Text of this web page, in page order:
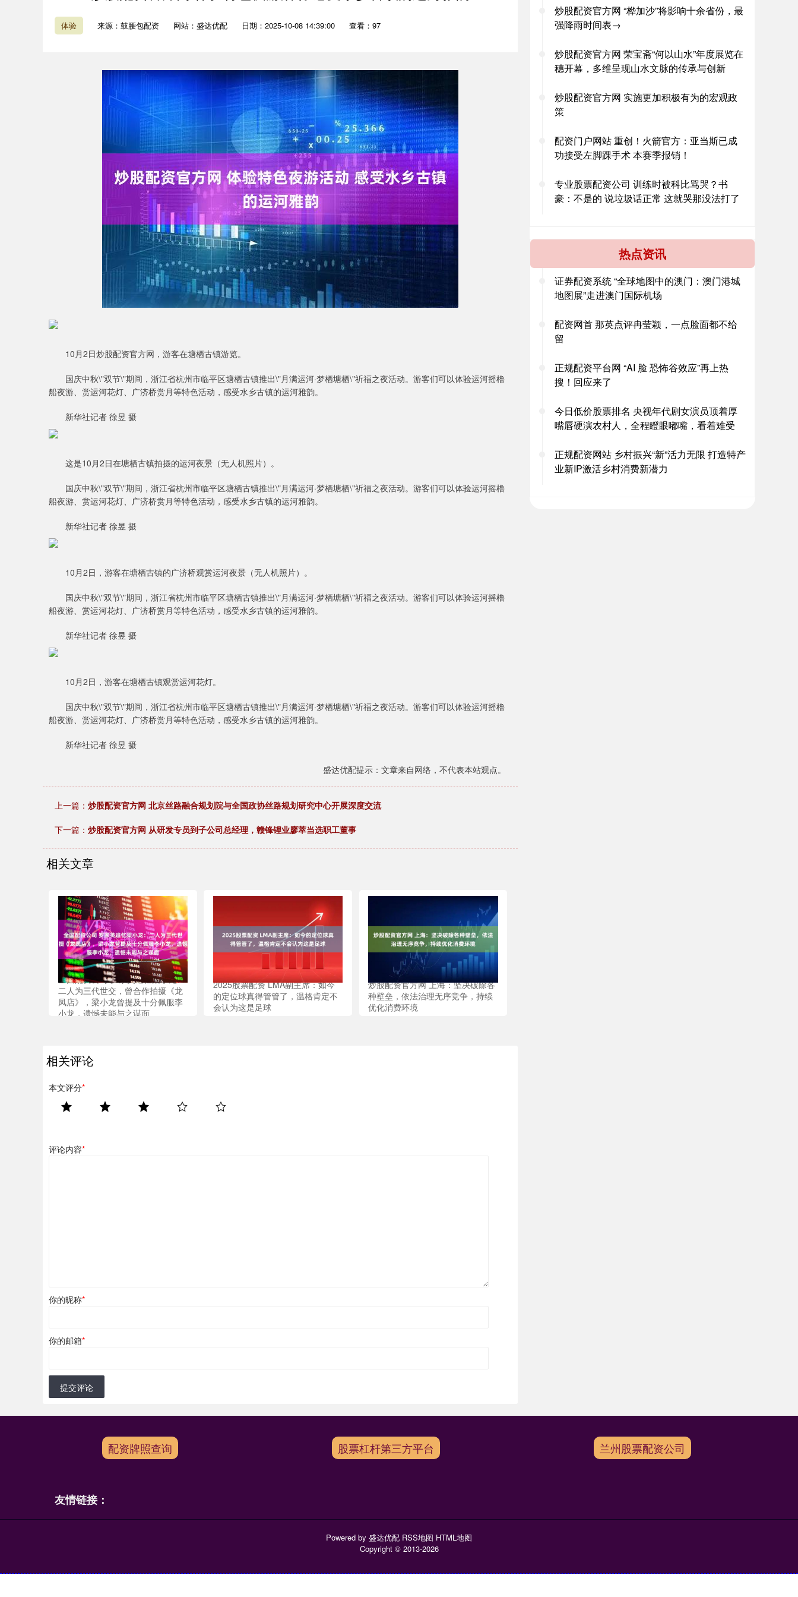
体验 来源：鼓腰包配资 网站：盛达优配 日期：2025-10-08 14:39:00 查看：97
10月2日炒股配资官方网，游客在塘栖古镇游览。
国庆中秋\"双节\"期间，浙江省杭州市临平区塘栖古镇推出\"月满运河·梦栖塘栖\"祈福之夜活动。游客们可以体验运河摇橹
船夜游、赏运河花灯、广济桥赏月等特色活动，感受水乡古镇的运河雅韵。
新华社记者 徐昱 摄
这是10月2日在塘栖古镇拍摄的运河夜景（无人机照片）。
国庆中秋\"双节\"期间，浙江省杭州市临平区塘栖古镇推出\"月满运河·梦栖塘栖\"祈福之夜活动。游客们可以体验运河摇橹
船夜游、赏运河花灯、广济桥赏月等特色活动，感受水乡古镇的运河雅韵。
新华社记者 徐昱 摄
10月2日，游客在塘栖古镇的广济桥观赏运河夜景（无人机照片）。
国庆中秋\"双节\"期间，浙江省杭州市临平区塘栖古镇推出\"月满运河·梦栖塘栖\"祈福之夜活动。游客们可以体验运河摇橹
船夜游、赏运河花灯、广济桥赏月等特色活动，感受水乡古镇的运河雅韵。
新华社记者 徐昱 摄
10月2日，游客在塘栖古镇观赏运河花灯。
国庆中秋\"双节\"期间，浙江省杭州市临平区塘栖古镇推出\"月满运河·梦栖塘栖\"祈福之夜活动。游客们可以体验运河摇橹
船夜游、赏运河花灯、广济桥赏月等特色活动，感受水乡古镇的运河雅韵。
新华社记者 徐昱 摄
盛达优配提示：文章来自网络，不代表本站观点。
上一篇： 炒股配资官方网 北京丝路融合规划院与全国政协丝路规划研究中心开展深度交流
下一篇： 炒股配资官方网 从研发专员到子公司总经理，赣锋锂业廖萃当选职工董事
相关文章
全国配资公司 罗家英追忆梁小龙：
二人为三代世交，曾合作拍摄《龙
凤店》，梁小龙曾提及十分佩服李
小龙，遗憾未能与之谋面
2025股票配资 LMA副主席：如今
的定位球真得管管了，温格肯定不
会认为这是足球
炒股配资官方网 上海：坚决破除各
种壁垒，依法治理无序竞争，持续
优化消费环境
相关评论
本文评分*
评论内容*
你的昵称*
你的邮箱*
提交评论
炒股配资官方网 “桦加沙”将影响十余省份，最
强降雨时间表→
炒股配资官方网 荣宝斋“何以山水”年度展览在
穗开幕，多维呈现山水文脉的传承与创新
炒股配资官方网 实施更加积极有为的宏观政
策
配资门户网站 重创！火箭官方：亚当斯已成
功接受左脚踝手术 本赛季报销！
专业股票配资公司 训练时被科比骂哭？书
豪：不是的 说垃圾话正常 这就哭那没法打了
热点资讯
证券配资系统 “全球地图中的澳门：澳门港城
地图展”走进澳门国际机场
配资网首 那英点评冉莹颖，一点脸面都不给
留
正规配资平台网 “AI 脸 恐怖谷效应”再上热
搜！回应来了
今日低价股票排名 央视年代剧女演员顶着厚
嘴唇硬演农村人，全程瞪眼嘟嘴，看着难受
正规配资网站 乡村振兴“新”活力无限 打造特产
业新IP激活乡村消费新潜力
配资牌照查询 股票杠杆第三方平台 兰州股票配资公司
友情链接：
Powered by 盛达优配 RSS地图 HTML地图
Copyright © 2013-2026